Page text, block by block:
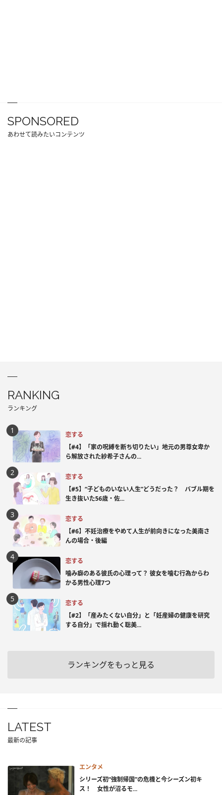
SPONSORED
あわせて読みたいコンテンツ
RANKING
ランキング
恋する
【#4】「家の呪縛を断ち切りたい」地元の男尊女卑か
ら解放された紗希子さんの...
恋する
【#5】“子どものいない人生”どうだった？ バブル期を
生き抜いた56歳・佐...
恋する
【#6】不妊治療をやめて人生が前向きになった美南さ
んの場合・後編
恋する
噛み癖のある彼氏の心理って？ 彼女を噛む行為からわ
かる男性心理7つ
恋する
【#2】「産みたくない自分」と「妊産婦の健康を研究
する自分」で揺れ動く聡美...
ランキングをもっと見る
LATEST
最新の記事
エンタメ
シリーズ初“強制帰国”の危機と今シーズン初キ
ス！ 女性が沼るモ...